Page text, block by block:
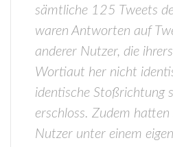
sämtliche 125 Tweets
waren Antworten auf
anderer Nutzer, die
Wortiaut her nicht
identische Stoßrichtung
erschloss. Zudem hatten
Nutzer unter einem